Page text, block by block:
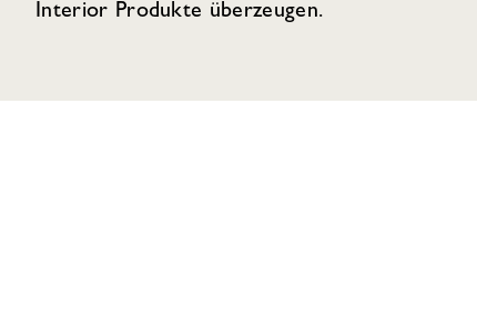
Interior Produkte überzeugen.